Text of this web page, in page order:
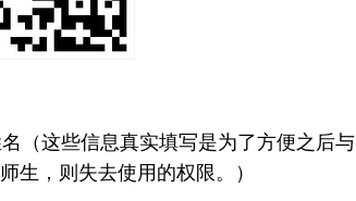
（这些信息真实填写是为了方便之后
生，则失去使用的权限。）